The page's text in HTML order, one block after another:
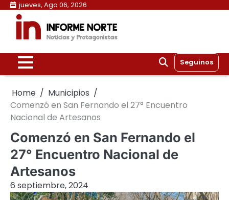
Skip
content
jueves, Ago 06, 2026
Seguinos
Home
Municipios
Comenzó en San Fernando el 27° Encuentro
Nacional de Artesanos
Comenzó en San Fernando el
27° Encuentro Nacional de
Artesanos
6 septiembre, 2024